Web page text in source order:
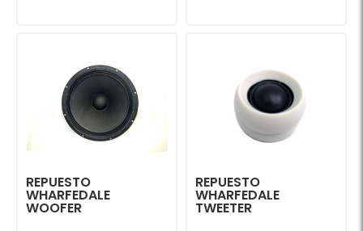
REPUESTO
WHARFEDALE
WOOFER
REPUESTO
WHARFEDALE
TWEETER